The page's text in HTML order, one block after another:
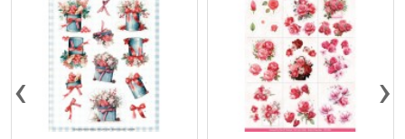
‹ ›